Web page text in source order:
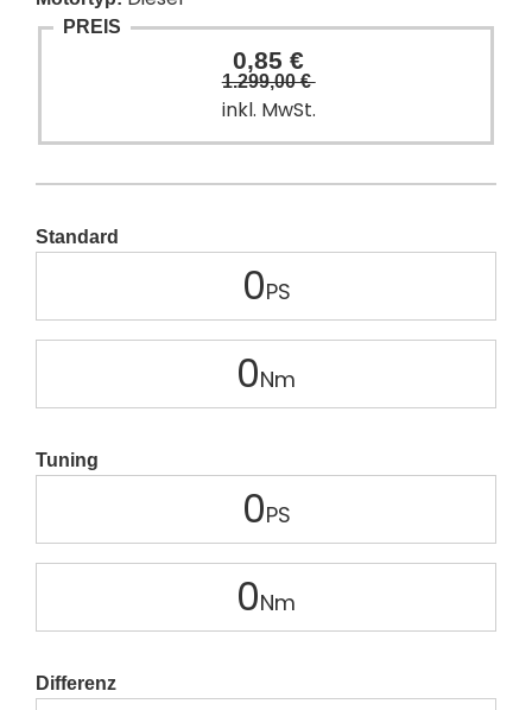
PREIS
0,85 €
1.299,00 €
inkl. MwSt.
Standard
0
0
Tuning
0
0
Differenz